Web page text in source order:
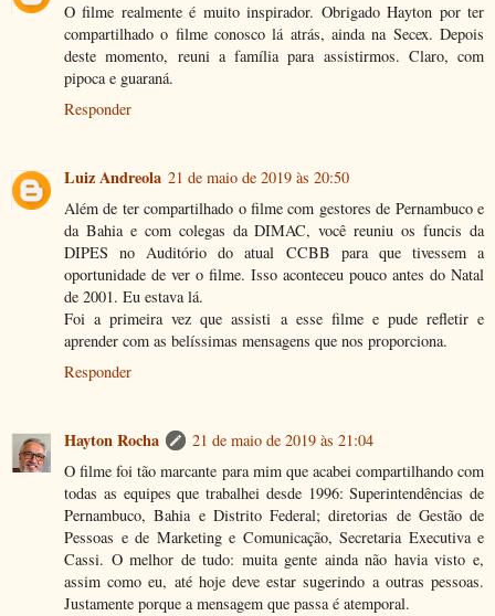
O filme realmente é muito inspirador. Obrigado Hayton por ter
compartilhado o filme conosco lá atrás, ainda na Secex. Depois
deste momento, reuni a família para assistirmos. Claro, com
pipoca e guaraná.
Responder
Luiz Andreola 21 de maio de 2019 às 20:50
Além de ter compartilhado o filme com gestores de Pernambuco e
da Bahia e com colegas da DIMAC, você reuniu os funcis da
DIPES no Auditório do atual CCBB para que tivessem a
oportunidade de ver o filme. Isso aconteceu pouco antes do Natal
de 2001. Eu estava lá.
Foi a primeira vez que assisti a esse filme e pude refletir e
aprender com as belíssimas mensagens que nos proporciona.
Responder
Hayton Rocha
21 de maio de 2019 às 21:04
O filme foi tão marcante para mim que acabei compartilhando com
todas as equipes que trabalhei desde 1996: Superintendências de
Pernambuco, Bahia e Distrito Federal; diretorias de Gestão de
Pessoas e de Marketing e Comunicação, Secretaria Executiva e
Cassi. O melhor de tudo: muita gente ainda não havia visto e,
assim como eu, até hoje deve estar sugerindo a outras pessoas.
Justamente porque a mensagem que passa é atemporal.